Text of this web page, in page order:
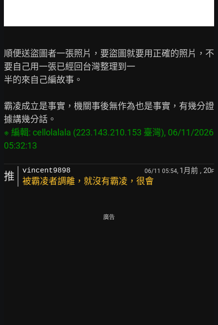
順便送盜圖者一張照片，要盜圖就要用正確的照片，不
要自己用一張已經回台灣整理到一
半的來自己編故事。
霸凌成立是事實，機關事後無作為也是事實，有幾分證
※ 編輯: cellolalala (223.143.210.153 臺灣), 06/11/2026
推 vincent9898 06/11 05:54, 1月前 , 20F
被霸凌者調離，就沒有霸凌，很會
廣告